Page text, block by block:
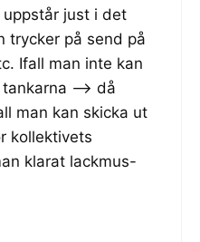
just i det
trycker på send på
Ifall man inte kan
—–> då
man kan skicka ut
kollektivets
klarat lackmus-